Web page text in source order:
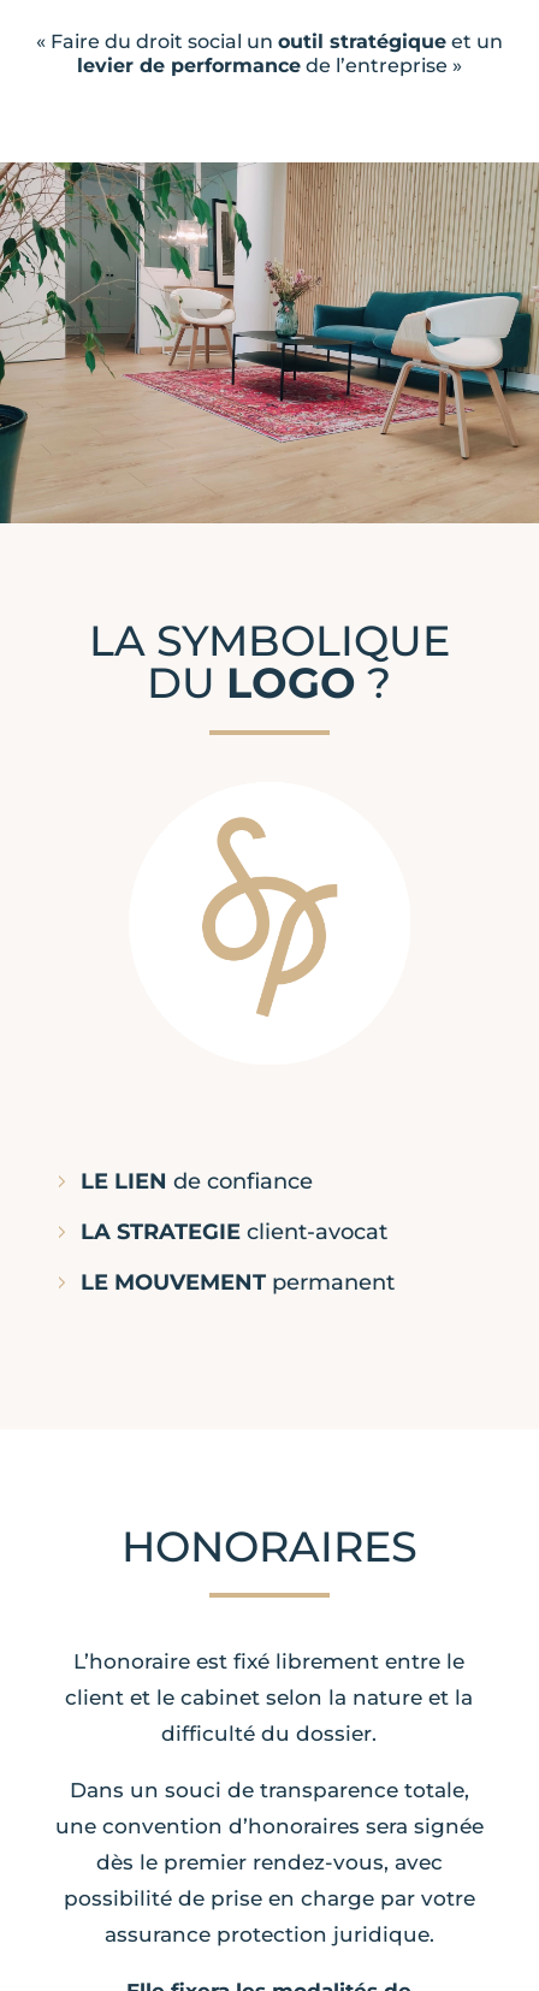
« Faire du droit social un outil stratégique et un
levier de performance de l’entreprise »
LA SYMBOLIQUE
DU LOGO ?
LE LIEN de confiance
LA STRATEGIEclient-avocat
LE MOUVEMENTpermanent
HONORAIRES
L’honoraire est fixé librement entre le
client et le cabinet selon la nature et la
difficulté du dossier.
Dans un souci de transparence totale,
une convention d’honoraires sera signée
dès le premier rendez-vous, avec
possibilité de prise en charge par votre
assurance protection juridique.